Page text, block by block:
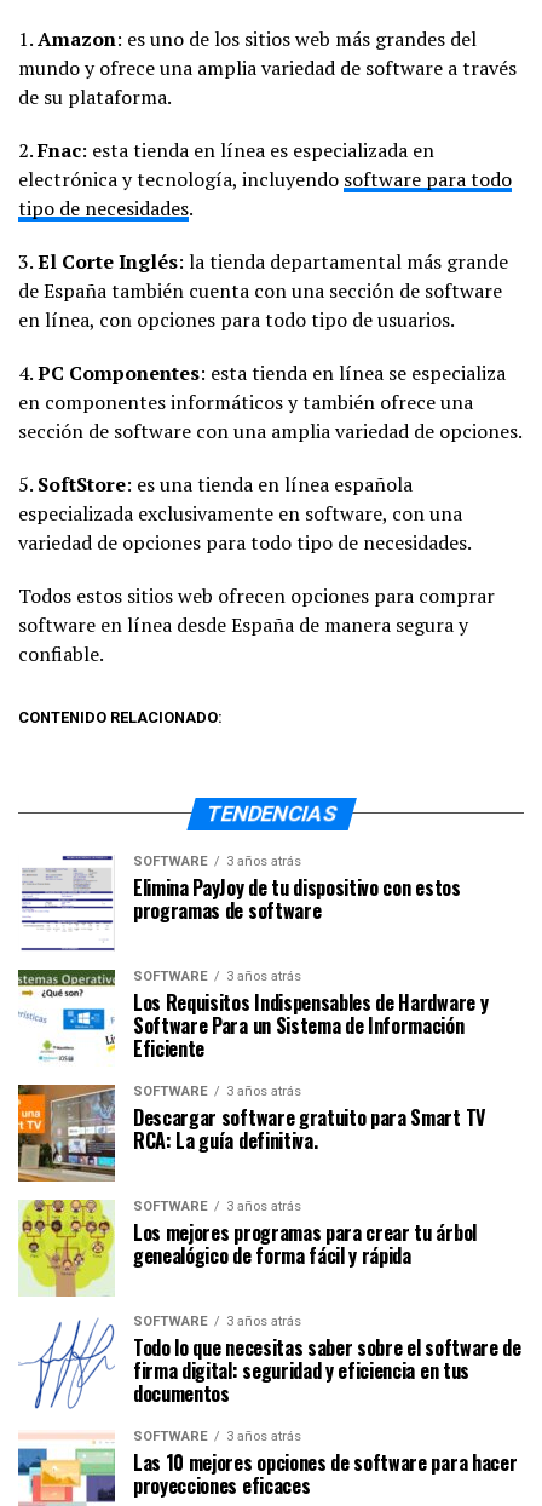
1.Amazon: es uno de los sitios web más grandes del
mundo y ofrece una amplia variedad de software a través
de su plataforma.
2.Fnac: esta tienda en línea es especializada en
electrónica y tecnología, incluyendo software para todo
tipo de necesidades.
3.El Corte Inglés: la tienda departamental más grande
de España también cuenta con una sección de software
en línea, con opciones para todo tipo de usuarios.
4.PC Componentes: esta tienda en línea se especializa
en componentes informáticos y también ofrece una
sección de software con una amplia variedad de opciones.
5. SoftStore: es una tienda en línea española
especializada exclusivamente en software, con una
variedad de opciones para todo tipo de necesidades.
Todos estos sitios web ofrecen opciones para comprar
software en línea desde España de manera segura y
confiable.
CONTENIDO RELACIONADO:
TENDENCIAS
SOFTWARE 3 años atrás
Elimina PayJoy de tu dispositivo con estos
programas de software
SOFTWARE 3 años atrás
Los Requisitos Indispensables de Hardware y
Software Para un Sistema de Información
Eficiente
SOFTWARE 3 años atrás
Descargar software gratuito para Smart TV
RCA: La guía definitiva.
SOFTWARE 3 años atrás
Los mejores programas para crear tu árbol
genealógico de forma fácil y rápida
SOFTWARE 3 años atrás
Todo lo que necesitas saber sobre el software de
firma digital: seguridad y eficiencia en tus
documentos
SOFTWARE 3 años atrás
Las 10 mejores opciones de software para hacer
proyecciones eficaces